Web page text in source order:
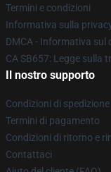
Termini e condizioni
Informativa sulla
DMCA - Informativa sul
CA SB657: Legge sulla
Il nostro supporto
Condizioni di
Termini di pagamento
Condizioni di ritorno e
Contattaci